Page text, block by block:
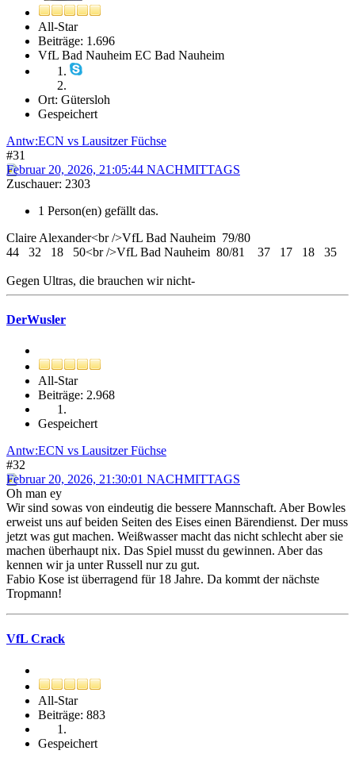
All-Star
Beiträge: 1.696
VfL Bad Nauheim EC Bad Nauheim
Ort: Gütersloh
Gespeichert
Antw:ECN vs Lausitzer Füchse
#31
Februar 20, 2026, 21:05:44 NACHMITTAGS
Zuschauer: 2303
1 Person(en) gefällt das.
Claire Alexander<br />VfL Bad Nauheim 79/80
44 32 18 50<br />VfL Bad Nauheim 80/81 37 17 18 35
Gegen Ultras, die brauchen wir nicht-
DerWusler
All-Star
Beiträge: 2.968
Gespeichert
Antw:ECN vs Lausitzer Füchse
#32
Februar 20, 2026, 21:30:01 NACHMITTAGS
Oh man ey
Wir sind sowas von eindeutig die bessere Mannschaft. Aber Bowles
erweist uns auf beiden Seiten des Eises einen Bärendienst. Der muss
jetzt was gut machen. Weißwasser macht das nicht schlecht aber sie
machen überhaupt nix. Das Spiel musst du gewinnen. Aber das
kennen wir ja unter Russell nur zu gut.
Fabio Kose ist überragend für 18 Jahre. Da kommt der nächste
Tropmann!
VfL Crack
All-Star
Beiträge: 883
Gespeichert